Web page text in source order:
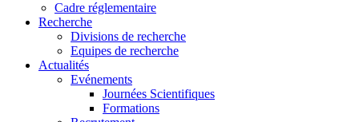
Cadre réglementaire
Recherche
Divisions de recherche
Equipes de recherche
Actualités
Evénements
Journées Scientifiques
Formations